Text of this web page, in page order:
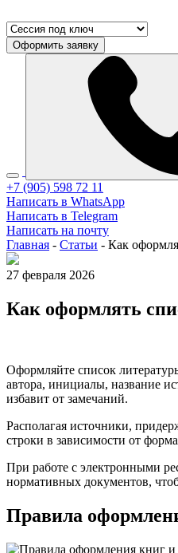
Оформить заявку
+7 (905) 598 72 11
Написать в WhatsApp
Написать в Telegram
Написать на почту
Главная - Статьи - Как
27 февраля 2026
Как оформлять
Оформляйте список
автора, инициалы, название
избавит от замечаний.
Располагая источники,
строки в зависимости от
При работе с электронными
нормативных документов,
Правила